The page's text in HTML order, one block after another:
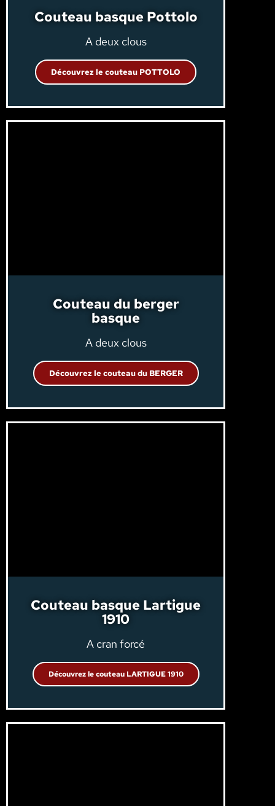
Couteau basque Pottolo
A deux clous
Découvrez le couteau POTTOLO
Couteau du berger
basque
A deux clous
Découvrez le couteau du BERGER
Couteau basque Lartigue
1910
A cran forcé
Découvrez le couteau LARTIGUE 1910